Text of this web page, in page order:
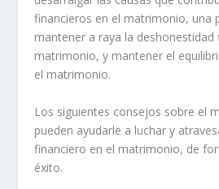
financieros en el matrimonio, una
mantener a raya la deshonestidad
matrimonio, y mantener el
el matrimonio.
Los siguientes consejos sobre el
pueden ayudarle a luchar y
financiero en el matrimonio, de
éxito.